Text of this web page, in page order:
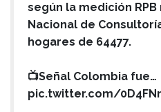
según la medición
Nacional de
hogares de 64477.
📺Señal Colombia fue…
pic.twitter.com/